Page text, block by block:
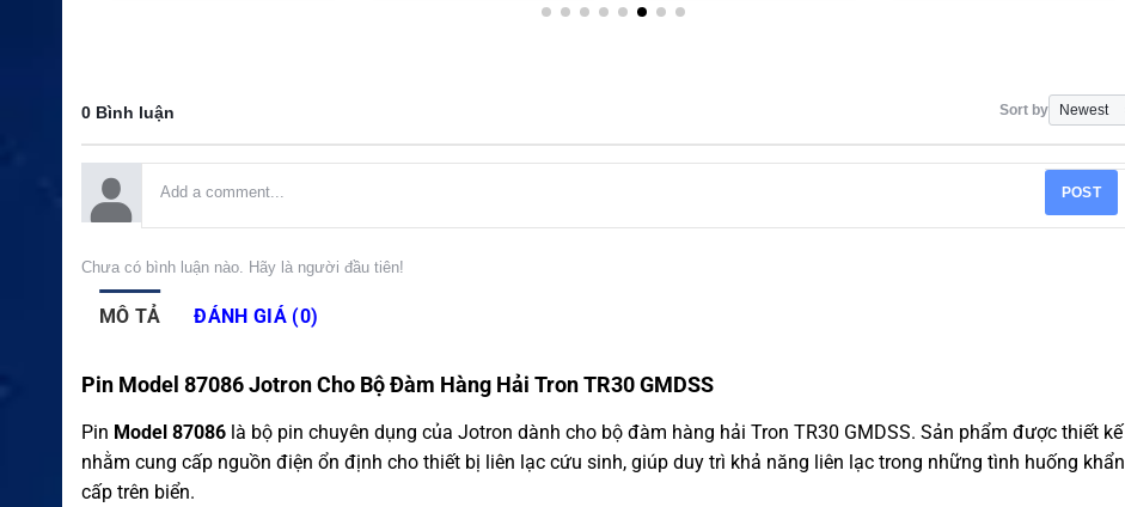
0 Bình luận Sort by
POST
Chưa có bình luận nào. Hãy là người đầu tiên!
MÔ TẢ ĐÁNH GIÁ (0)
Pin Model 87086 Jotron Cho Bộ Đàm Hàng Hải Tron TR30 GMDSS
Pin Model 87086 là bộ pin chuyên dụng của Jotron dành cho bộ đàm hàng hải Tron TR30 GMDSS. Sản phẩm được thiết kế
nhằm cung cấp nguồn điện ổn định cho thiết bị liên lạc cứu sinh, giúp duy trì khả năng liên lạc trong những tình huống khẩn
cấp trên biển.